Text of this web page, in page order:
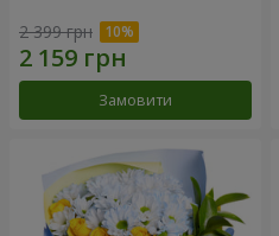
2 399 грн
Замовити